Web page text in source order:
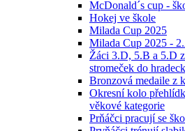
McDonald´s cup -
Hokej ve škole
Milada Cup 2025
Milada Cup 2025 -
Žáci 3.D, 5.B a 5.D
stromeček do
Bronzová medaile z
Okresní kolo
věkové kategorie
Prňáčci pracují se